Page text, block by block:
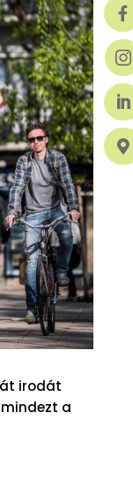
irodát
a


